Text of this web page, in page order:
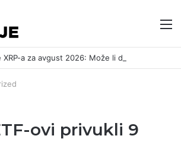
ovi privukli 9